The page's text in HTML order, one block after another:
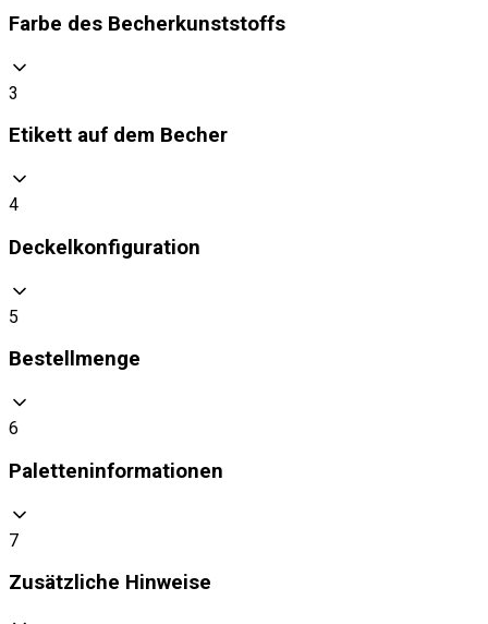
Farbe des Becherkunststoffs
3
Etikett auf dem Becher
4
Deckelkonfiguration
5
Bestellmenge
6
Paletteninformationen
7
Zusätzliche Hinweise